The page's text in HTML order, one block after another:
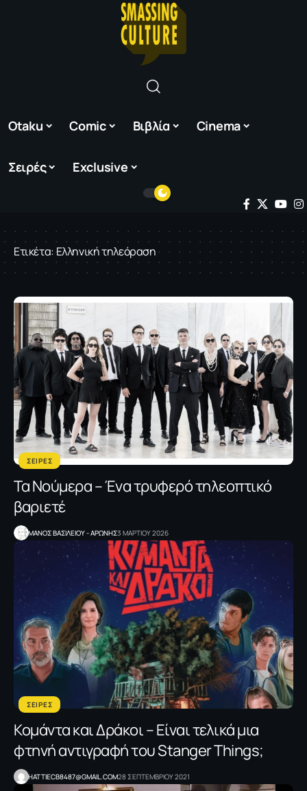
Otaku Comic Βιβλία Cinema
Σειρές Exclusive
Ετικέτα:Ελληνική τηλεόραση
ΣΕΙΡΕΣ
Τα Νούμερα – Ένα τρυφερό τηλεοπτικό
βαριετέ
ΜΑΝΟΣ ΒΑΣΙΛΕΙΟΥ - ΑΡΩΝΗΣ3 ΜΑΡΤΙΟΥ 2026
ΣΕΙΡΕΣ
Κομάντα και Δράκοι – Είναι τελικά μια
φτηνή αντιγραφή του Stanger Things;
HATTIECB8487@GMAIL.COM28 ΣΕΠΤΕΜΒΡΙΟΥ 2021